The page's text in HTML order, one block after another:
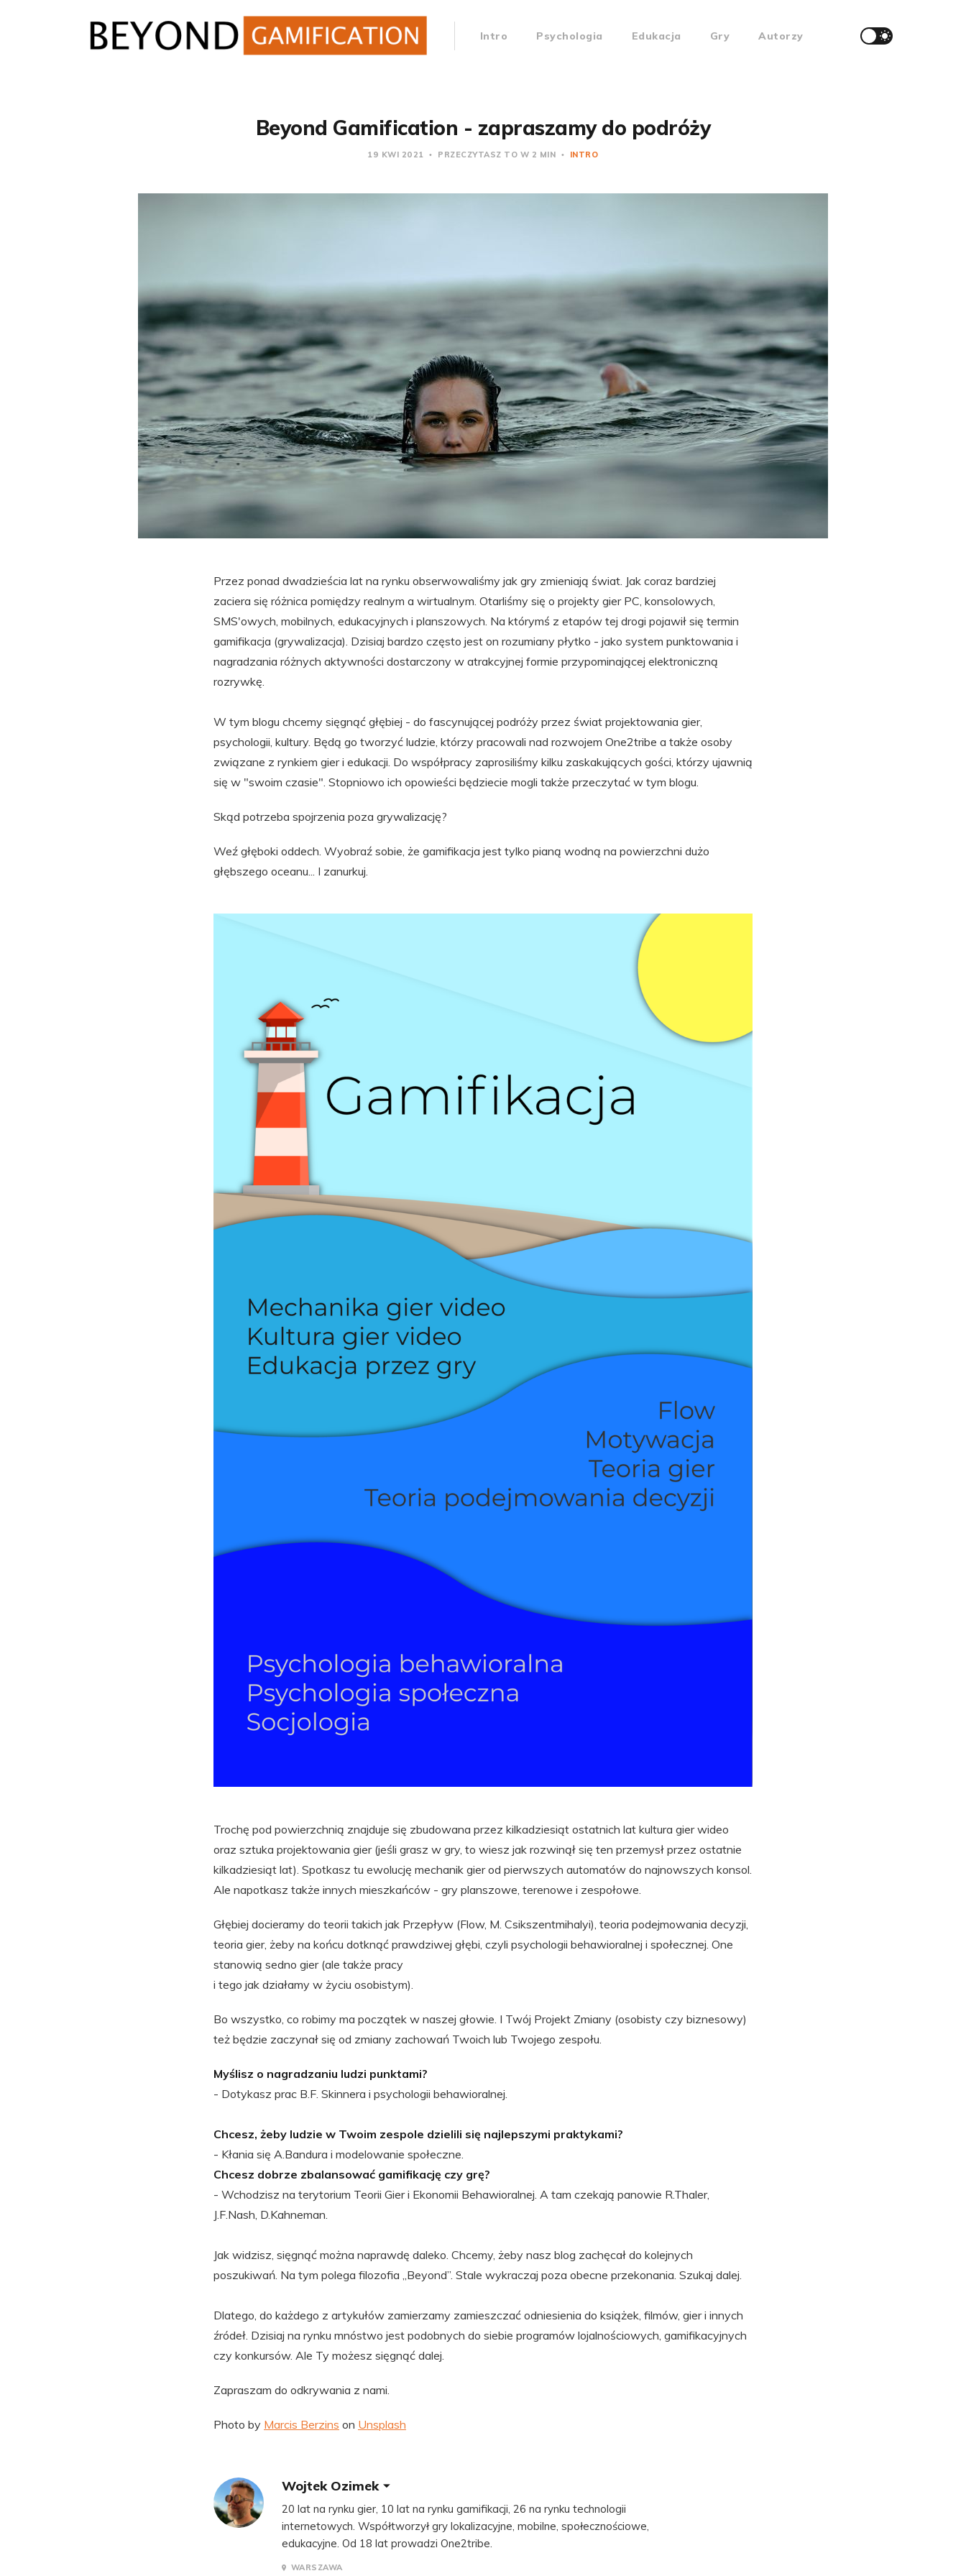
Intro Psychologia Edukacja Gry Autorzy
Beyond Gamification - zapraszamy do podróży
19 KWI 2021 PRZECZYTASZ TO W 2 MIN INTRO
Przez ponad dwadzieścia lat na rynku obserwowaliśmy jak gry zmieniają świat. Jak coraz bardziej
zaciera się różnica pomiędzy realnym a wirtualnym. Otarliśmy się o projekty gier PC, konsolowych,
SMS'owych, mobilnych, edukacyjnych i planszowych. Na którymś z etapów tej drogi pojawił się termin
gamifikacja (grywalizacja). Dzisiaj bardzo często jest on rozumiany płytko - jako system punktowania i
nagradzania różnych aktywności dostarczony w atrakcyjnej formie przypominającej elektroniczną
rozrywkę.
W tym blogu chcemy sięgnąć głębiej - do fascynującej podróży przez świat projektowania gier,
psychologii, kultury. Będą go tworzyć ludzie, którzy pracowali nad rozwojem One2tribe a także osoby
związane z rynkiem gier i edukacji. Do współpracy zaprosiliśmy kilku zaskakujących gości, którzy ujawnią
się w "swoim czasie". Stopniowo ich opowieści będziecie mogli także przeczytać w tym blogu.
Skąd potrzeba spojrzenia poza grywalizację?
Weź głęboki oddech. Wyobraź sobie, że gamifikacja jest tylko pianą wodną na powierzchni dużo
głębszego oceanu... I zanurkuj.
Trochę pod powierzchnią znajduje się zbudowana przez kilkadziesiąt ostatnich lat kultura gier wideo
oraz sztuka projektowania gier (jeśli grasz w gry, to wiesz jak rozwinął się ten przemysł przez ostatnie
kilkadziesiąt lat). Spotkasz tu ewolucję mechanik gier od pierwszych automatów do najnowszych konsol.
Ale napotkasz także innych mieszkańców - gry planszowe, terenowe i zespołowe.
Głębiej docieramy do teorii takich jak Przepływ (Flow, M. Csikszentmihalyi), teoria podejmowania decyzji,
teoria gier, żeby na końcu dotknąć prawdziwej głębi, czyli psychologii behawioralnej i społecznej. One
stanowią sedno gier (ale także pracy
i tego jak działamy w życiu osobistym).
Bo wszystko, co robimy ma początek w naszej głowie. I Twój Projekt Zmiany (osobisty czy biznesowy)
też będzie zaczynał się od zmiany zachowań Twoich lub Twojego zespołu.
Myślisz o nagradzaniu ludzi punktami?
- Dotykasz prac B.F. Skinnera i psychologii behawioralnej.
Chcesz, żeby ludzie w Twoim zespole dzielili się najlepszymi praktykami?
- Kłania się A.Bandura i modelowanie społeczne.
Chcesz dobrze zbalansować gamifikację czy grę?
- Wchodzisz na terytorium Teorii Gier i Ekonomii Behawioralnej. A tam czekają panowie R.Thaler,
J.F.Nash, D.Kahneman.
Jak widzisz, sięgnąć można naprawdę daleko. Chcemy, żeby nasz blog zachęcał do kolejnych
poszukiwań. Na tym polega filozofia „Beyond”. Stale wykraczaj poza obecne przekonania. Szukaj dalej.
Dlatego, do każdego z artykułów zamierzamy zamieszczać odniesienia do książek, filmów, gier i innych
źródeł. Dzisiaj na rynku mnóstwo jest podobnych do siebie programów lojalnościowych, gamifikacyjnych
czy konkursów. Ale Ty możesz sięgnąć dalej.
Zapraszam do odkrywania z nami.
Photo by Marcis Berzins on Unsplash
Wojtek Ozimek
20 lat na rynku gier, 10 lat na rynku gamifikacji, 26 na rynku technologii
internetowych. Współtworzył gry lokalizacyjne, mobilne, społecznościowe,
edukacyjne. Od 18 lat prowadzi One2tribe.
WARSZAWA